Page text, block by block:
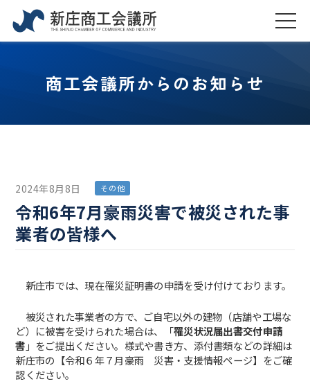
商工会議所からのお知らせ
2024年8月8日 その他
令和6年7月豪雨災害で被災された事
業者の皆様へ
新庄市では、現在罹災証明書の申請を受け付けております。
被災された事業者の方で、ご自宅以外の建物（店舗や工場な
ど）に被害を受けられた場合は、「罹災状況届出書交付申請
書 」をご提出ください。様式や書き方、添付書類などの詳細は
新庄市の【令和６年７月豪雨 災害・支援情報ページ】をご確
認ください。